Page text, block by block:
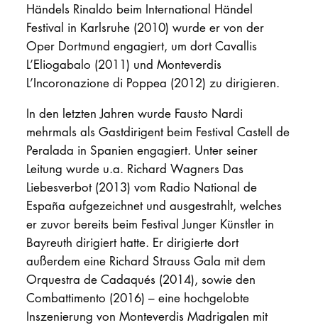
Händels Rinaldo beim International Händel
Festival in Karlsruhe (2010) wurde er von der
Oper Dortmund engagiert, um dort Cavallis
L’Eliogabalo (2011) und Monteverdis
L’Incoronazione di Poppea (2012) zu dirigieren.
In den letzten Jahren wurde Fausto Nardi
mehrmals als Gastdirigent beim Festival Castell de
Peralada in Spanien engagiert. Unter seiner
Leitung wurde u.a. Richard Wagners Das
Liebesverbot (2013) vom Radio National de
España aufgezeichnet und ausgestrahlt, welches
er zuvor bereits beim Festival Junger Künstler in
Bayreuth dirigiert hatte. Er dirigierte dort
außerdem eine Richard Strauss Gala mit dem
Orquestra de Cadaqués (2014), sowie den
Combattimento (2016) – eine hochgelobte
Inszenierung von Monteverdis Madrigalen mit